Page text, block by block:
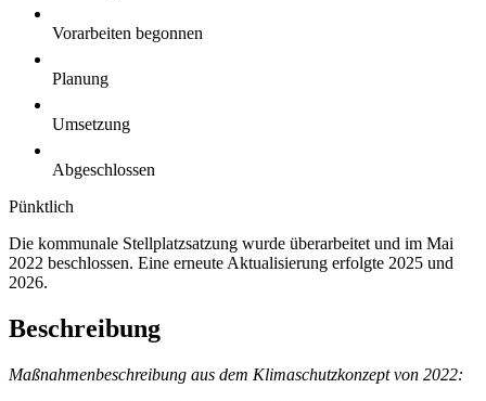
Vorarbeiten begonnen
Planung
Umsetzung
Abgeschlossen
Pünktlich
Die kommunale Stellplatzsatzung wurde überarbeitet und im Mai
2022 beschlossen. Eine erneute Aktualisierung erfolgte 2025 und
2026.
Beschreibung
Maßnahmenbeschreibung aus dem Klimaschutzkonzept von 2022: